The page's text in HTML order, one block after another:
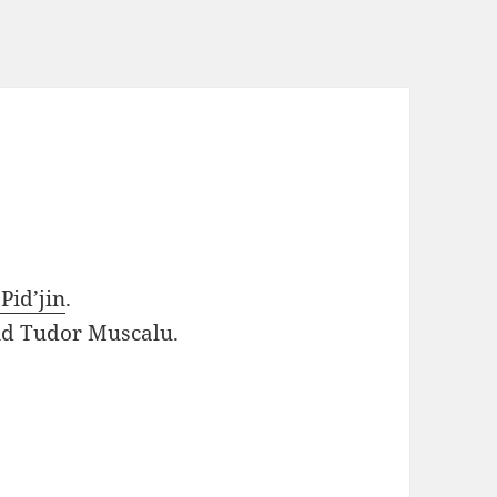
.
Tudor Muscalu.